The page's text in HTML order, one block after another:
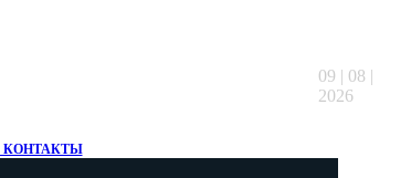
09 | 08 |
2026
КОНТАКТЫ